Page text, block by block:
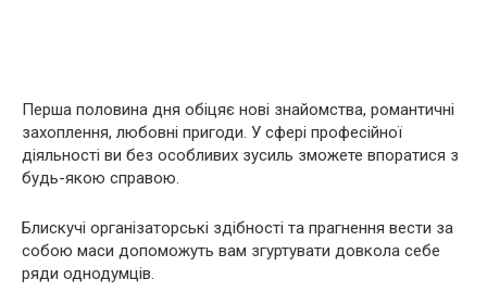
Перша половина дня обіцяє нові знайомства, романтичні
захоплення, любовні пригоди. У сфері професійної
діяльності ви без особливих зусиль зможете впоратися з
будь-якою справою.
Блискучі організаторські здібності та прагнення вести за
собою маси допоможуть вам згуртувати довкола себе
ряди однодумців.